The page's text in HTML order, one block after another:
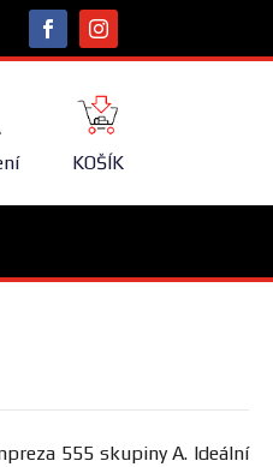
NÁKUPNÍ
KOŠÍK
KOŠÍK
555 skupiny A. Ideální